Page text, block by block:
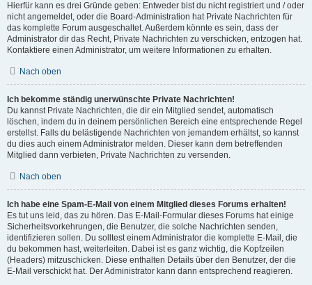
Hierfür kann es drei Gründe geben: Entweder bist du nicht registriert und / oder
nicht angemeldet, oder die Board-Administration hat Private Nachrichten für
das komplette Forum ausgeschaltet. Außerdem könnte es sein, dass der
Administrator dir das Recht, Private Nachrichten zu verschicken, entzogen hat.
Kontaktiere einen Administrator, um weitere Informationen zu erhalten.
Nach oben
Ich bekomme ständig unerwünschte Private Nachrichten!
Du kannst Private Nachrichten, die dir ein Mitglied sendet, automatisch
löschen, indem du in deinem persönlichen Bereich eine entsprechende Regel
erstellst. Falls du belästigende Nachrichten von jemandem erhältst, so kannst
du dies auch einem Administrator melden. Dieser kann dem betreffenden
Mitglied dann verbieten, Private Nachrichten zu versenden.
Nach oben
Ich habe eine Spam-E-Mail von einem Mitglied dieses Forums erhalten!
Es tut uns leid, das zu hören. Das E-Mail-Formular dieses Forums hat einige
Sicherheitsvorkehrungen, die Benutzer, die solche Nachrichten senden,
identifizieren sollen. Du solltest einem Administrator die komplette E-Mail, die
du bekommen hast, weiterleiten. Dabei ist es ganz wichtig, die Kopfzeilen
(Headers) mitzuschicken. Diese enthalten Details über den Benutzer, der die
E-Mail verschickt hat. Der Administrator kann dann entsprechend reagieren.